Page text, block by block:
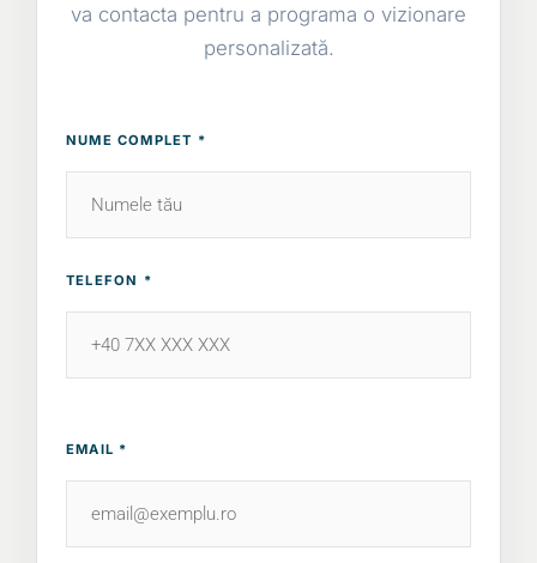
va contacta pentru a programa o vizionare
personalizată.
NUME COMPLET *
TELEFON *
EMAIL *